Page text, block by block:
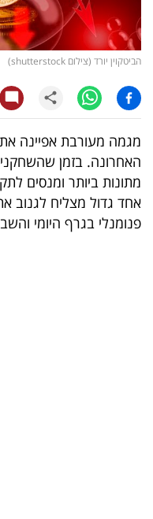
קריפטו
ויראלי
טלוויזיה
עסקי
ספורט
קריירה
ולימודים
הביטקוין יורד (צילום shutterstock)
מגמה מעורבת אפיינה
האחרונה. בזמן
מתונות ביותר ומנסים
אחד גדול מצליח לגנוב
פנומנלי בגרף היומי